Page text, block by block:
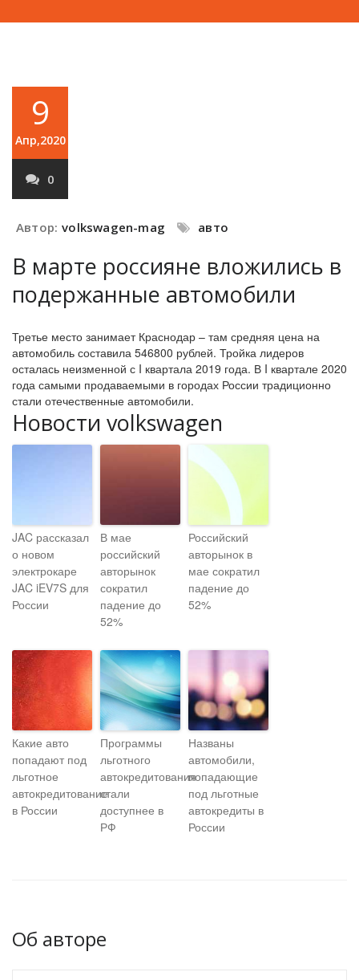
9
Апр,2020
0
Автор: volkswagen-mag авто
В марте россияне вложились в
подержанные автомобили
Третье место занимает Краснодар – там средняя цена на
автомобиль составила 546800 рублей. Тройка лидеров
осталась неизменной с I квартала 2019 года. В I квартале 2020
года самыми продаваемыми в городах России традиционно
стали отечественные автомобили.
Новости volkswagen
JAC рассказал
о новом
электрокаре
JAC iEV7S для
России
В мае
российский
авторынок
сократил
падение до
52%
Российский
авторынок в
мае сократил
падение до
52%
Какие авто
попадают под
льготное
автокредитование
в России
Программы
льготного
автокредитования
стали
доступнее в
РФ
Названы
автомобили,
попадающие
под льготные
автокредиты в
России
Об авторе